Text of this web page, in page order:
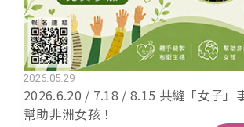
2026.05.29
2026.6.20 / 7.18 / 8.15 共縫「女子」
幫助非洲女孩！